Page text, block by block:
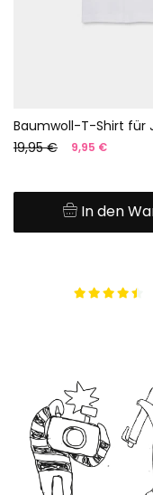
19,95 €
9,95 €
In den